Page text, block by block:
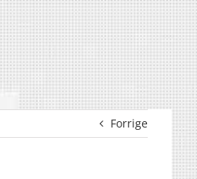
Forrige